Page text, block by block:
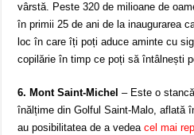
vârstă. Peste 320 de milioane de
în primii 25 de ani de la inaugurarea
loc în care îți poți aduce aminte cu
copilărie în timp ce poți să întâlnești
6. Mont Saint-Michel – Este o
înălțime din Golful Saint-Malo, aflată
au posibilitatea de a vedeacel mai